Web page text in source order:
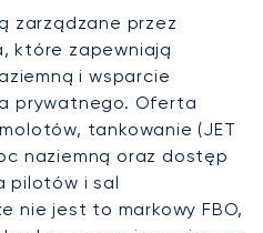
zarządzane przez
które zapewniają
i wsparcie
prywatnego. Oferta
tankowanie (JET
naziemną oraz dostęp
pilotów i sal
nie jest to markowy FBO,